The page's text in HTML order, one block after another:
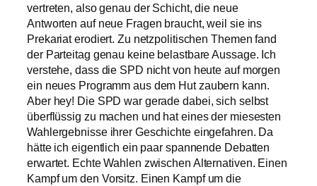
vertreten, also genau der Schicht, die neue
Antworten auf neue Fragen braucht, weil sie ins
Prekariat erodiert. Zu netzpolitischen Themen fand
der Parteitag genau keine belastbare Aussage. Ich
verstehe, dass die SPD nicht von heute auf morgen
ein neues Programm aus dem Hut zaubern kann.
Aber hey! Die SPD war gerade dabei, sich selbst
überflüssig zu machen und hat eines der miesesten
Wahlergebnisse ihrer Geschichte eingefahren. Da
hätte ich eigentlich ein paar spannende Debatten
erwartet. Echte Wahlen zwischen Alternativen. Einen
Kampf um den Vorsitz. Einen Kampf um die